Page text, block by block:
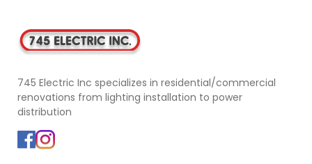
745 Electric Inc specializes in residential/commercial
renovations from lighting installation to power
distribution